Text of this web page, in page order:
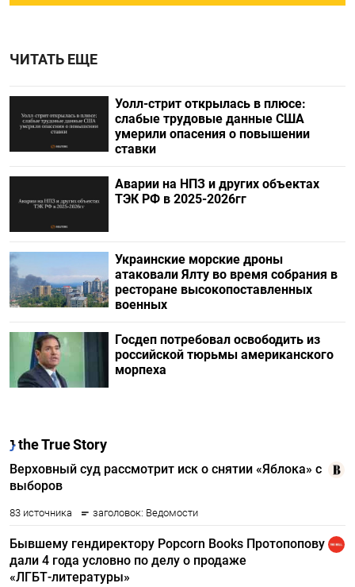
ЧИТАТЬ ЕЩЕ
Уолл-стрит открылась в плюсе:
слабые трудовые данные США
умерили опасения о повышении
ставки
Аварии на НПЗ и других объектах
ТЭК РФ в 2025-2026гг
Украинские морские дроны
атаковали Ялту во время собрания в
ресторане высокопоставленных
военных
Госдеп потребовал освободить из
российской тюрьмы американского
морпеха